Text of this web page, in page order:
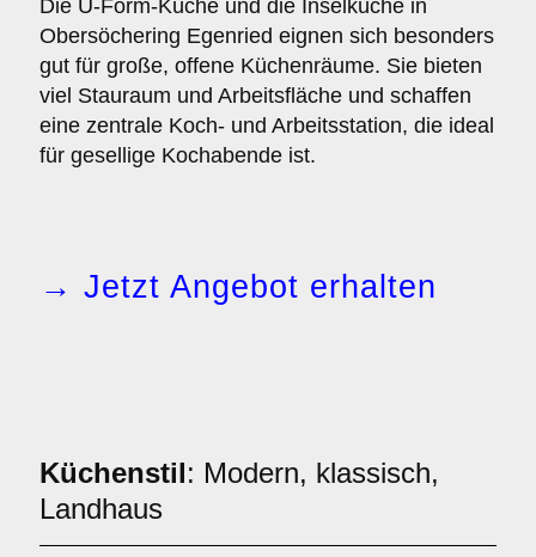
Die U-Form-Küche und die Inselküche in
Obersöchering Egenried eignen sich besonders
gut für große, offene Küchenräume. Sie bieten
viel Stauraum und Arbeitsfläche und schaffen
eine zentrale Koch- und Arbeitsstation, die ideal
für gesellige Kochabende ist.
→ Jetzt Angebot erhalten
Küchenstil: Modern, klassisch,
Landhaus